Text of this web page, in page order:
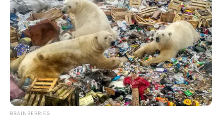
Organizado por la Fundación Pan y Panela, elevento
tiene como objetivo recaudar recursos para los
programas que la entidad desarrolla con niños , madres
gestantes y adultos mayores en situación de
vulnerabilidad. De acuerdo con la organización, la
jornada combina dos propósitos: apoyar la labor social y
ofrecer un espacio de encuentro familiar en torno a la
Navidad.
BRAINBERRIES